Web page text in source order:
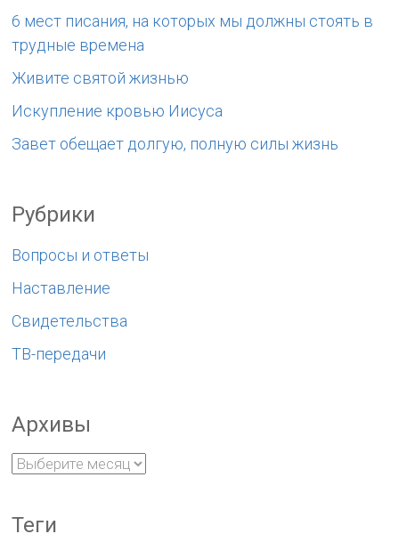
6 мест писания, на которых мы должны стоять в
трудные времена
Живите святой жизнью
Искупление кровью Иисуса
Завет обещает долгую, полную силы жизнь
Рубрики
Вопросы и ответы
Наставление
Свидетельства
ТВ-передачи
Архивы
Теги